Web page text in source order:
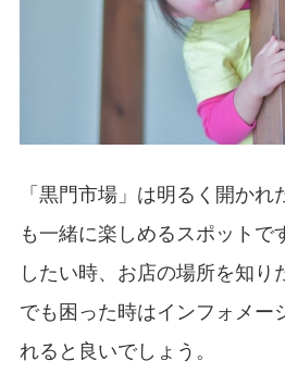
「黒門市場」は明るく開かれ
も一緒に楽しめるスポットで
したい時、お店の場所を知り
でも困った時はインフォメー
れると良いでしょう。